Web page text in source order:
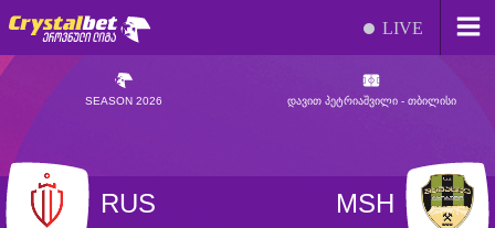
LIVE
SEASON 2026 ᲓᲐᲕᲘᲗ ᲞᲔᲢᲠᲘᲐᲨᲕᲘᲚᲘ - ᲗᲑᲘᲚᲘᲡᲘ
RUS MSH